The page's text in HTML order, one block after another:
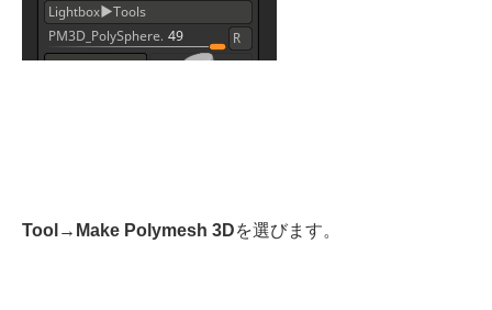
Tool→Make Polymesh 3Dを選びます。